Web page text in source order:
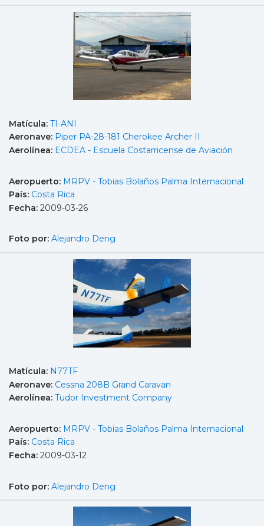
Matícula: TI-ANI
Aeronave: Piper PA-28-181 Cherokee Archer II
Aerolínea: ECDEA - Escuela Costarricense de Aviación
Aeropuerto: MRPV - Tobias Bolaños Palma Internacional
País: Costa Rica
Fecha: 2009-03-26
Foto por: Alejandro Deng
Matícula: N77TF
Aeronave: Cessna 208B Grand Caravan
Aerolínea: Tudor Investment Company
Aeropuerto: MRPV - Tobias Bolaños Palma Internacional
País: Costa Rica
Fecha: 2009-03-12
Foto por: Alejandro Deng